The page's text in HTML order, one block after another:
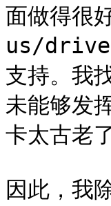
面做得
us/
支持。我
未能够发
卡太古老了
因此，我